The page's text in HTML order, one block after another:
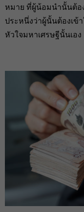
หมาย ที่ผู้น้อมนำนั้นต้
ประหนึ่งว่าผู้นั้นต้องเข้
หัวใจมหาเศรษฐีนั้นเอง